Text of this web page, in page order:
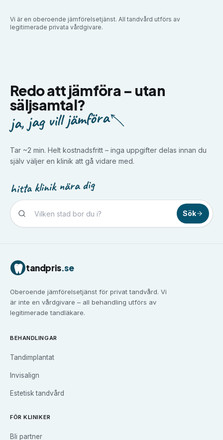
Vi är en oberoende jämförelsetjänst. All tandvård utförs av
legitimerade privata vårdgivare.
Redo att jämföra – utan
säljsamtal?
ja, jag vill jämföra
Tar ~2 min. Helt kostnadsfritt – inga uppgifter delas innan du
själv väljer en klinik att gå vidare med.
hitta klinik nära dig
Sök
Tandvård i
Tandvård iFalun
Tandvård i Göteborg
Tandvård iHalmstad
Tandvård iHelsingborg
Tandvård iJärfälla
Tandvård i
Tandvård i Kalmar
Tandvård i
tandpris.se
Oberoende jämförelsetjänst för privat tandvård. Vi
är inte en vårdgivare – all behandling utförs av
legitimerade tandläkare.
BEHANDLINGAR
Tandimplantat
Invisalign
Estetisk tandvård
FÖR KLINIKER
Bli partner